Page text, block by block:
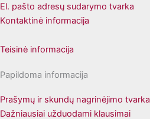
El. pašto adresų sudarymo tvarka
Kontaktinė informacija
Teisinė informacija
Papildoma informacija
Prašymų ir skundų nagrinėjimo tvarka
Dažniausiai užduodami klausimai